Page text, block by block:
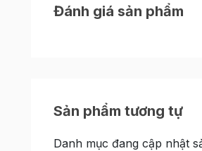
sản phẩm có khả năng
Đánh giá sản phẩm
Sản phẩm tương tự
Danh mục đang cập nhật